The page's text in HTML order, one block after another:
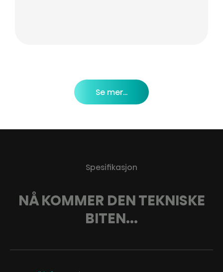
Se mer...
Spesifikasjon
NÅ KOMMER DEN TEKNISKE
BITEN...